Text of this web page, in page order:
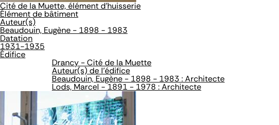
Cité de la Muette, élément d'huisserie
Élément de bâtiment
Auteur(s)
Beaudouin, Eugène - 1898 - 1983
Datation
1931-1935
Édifice
Drancy - Cité de la Muette
Auteur(s) de l'édifice
Beaudouin, Eugène - 1898 - 1983 : Architecte
Lods, Marcel - 1891 - 1978 : Architecte